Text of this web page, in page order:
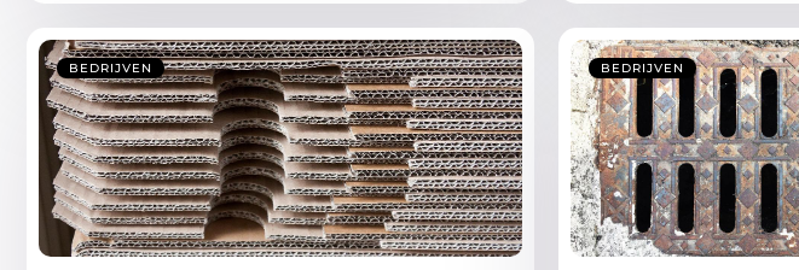
BEDRIJVEN BEDRIJVEN